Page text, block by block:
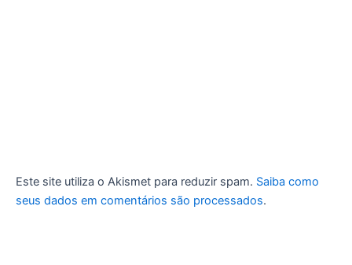
Este site utiliza o Akismet para reduzir spam. Saiba como
seus dados em comentários são processados.